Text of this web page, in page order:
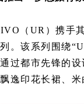
（UR）携手
。该系列围绕
过都市先锋的
逸印花长裙、